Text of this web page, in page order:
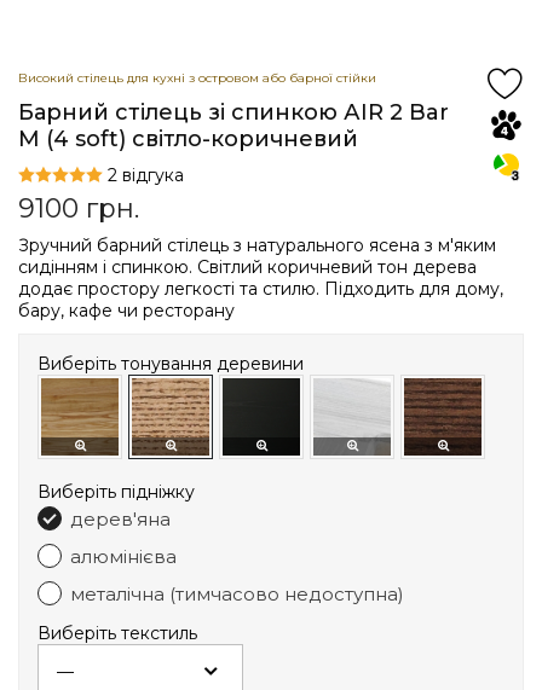
Високий стілець для кухні з островом або барної стійки
Барний стілець зі спинкою АIR 2 Bar
M (4 soft) світло-коричневий
2 відгука
9100 грн.
Зручний барний стілець з натурального ясена з м'яким
сидінням і спинкою. Світлий коричневий тон дерева
додає простору легкості та стилю. Підходить для дому,
бару, кафе чи ресторану
Виберіть тонування деревини
Виберіть підніжку
дерев'яна
алюмінієва
металічна (тимчасово недоступна)
Виберіть текстиль